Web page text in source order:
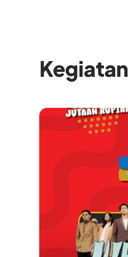
Kegiatan